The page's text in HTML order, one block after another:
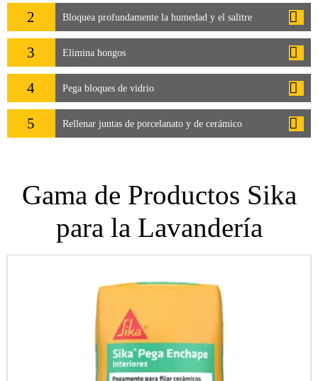
2 Bloquea profundamente la humedad y el salitre
3 Elimina hongos
4 Pega bloques de vidrio
5 Rellenar juntas de porcelanato y de cerámico
Gama de Productos Sika
para la Lavandería